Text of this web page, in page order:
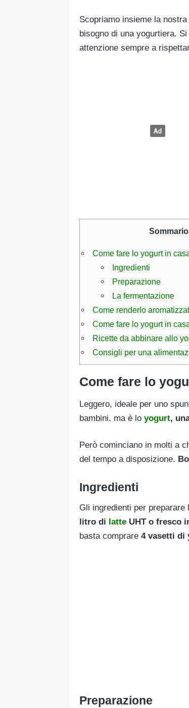
Scopriamo insieme la
bisogno di una yogurtiera.
attenzione sempre a
Sommario
Come fare lo yogurt in
Ingredienti
Preparazione
La fermentazione
Come renderlo
Come fare lo yogurt in
Ricette da abbinare allo
Consigli per una
Come fare lo
Leggero, ideale per uno
bambini. ma è lo yogurt,
Però cominciano in molti a
del tempo a disposizione.
Ingredienti
Gli ingredienti per
litro di latte UHT o fresco
basta comprare 4 vasetti di
Preparazione